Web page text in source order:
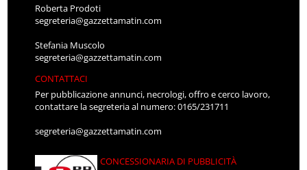
Roberta Prodoti
segreteria@gazzettamatin.com
Stefania Muscolo
segreteria@gazzettamatin.com
CONTATTACI
Per pubblicazione annunci, necrologi, offro e cerco lavoro,
contattare la segreteria al numero: 0165/231711
segreteria@gazzettamatin.com
CONCESSIONARIA DI PUBBLICITÀ